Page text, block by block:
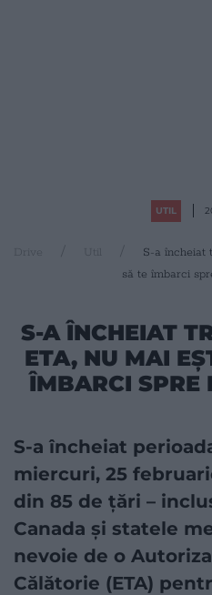
UTIL
Drive
S-a încheiat
să te îmbarci
S-A ÎNCHEIAT
ETA, NU MAI
ÎMBARCI SPRE
S-a încheiat
miercuri, 25
din 85 de țări –
Canada și statele
nevoie de o
Călătorie (ETA)